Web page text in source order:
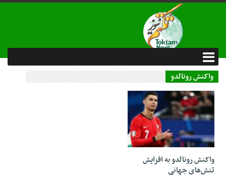
واکنش رونالدو
27 خرداد 1404
واکنش رونالدو به افزایش
تنش‌های جهانی